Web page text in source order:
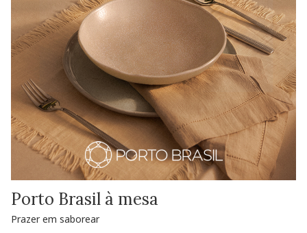
Porto Brasil à mesa
Prazer em saborear